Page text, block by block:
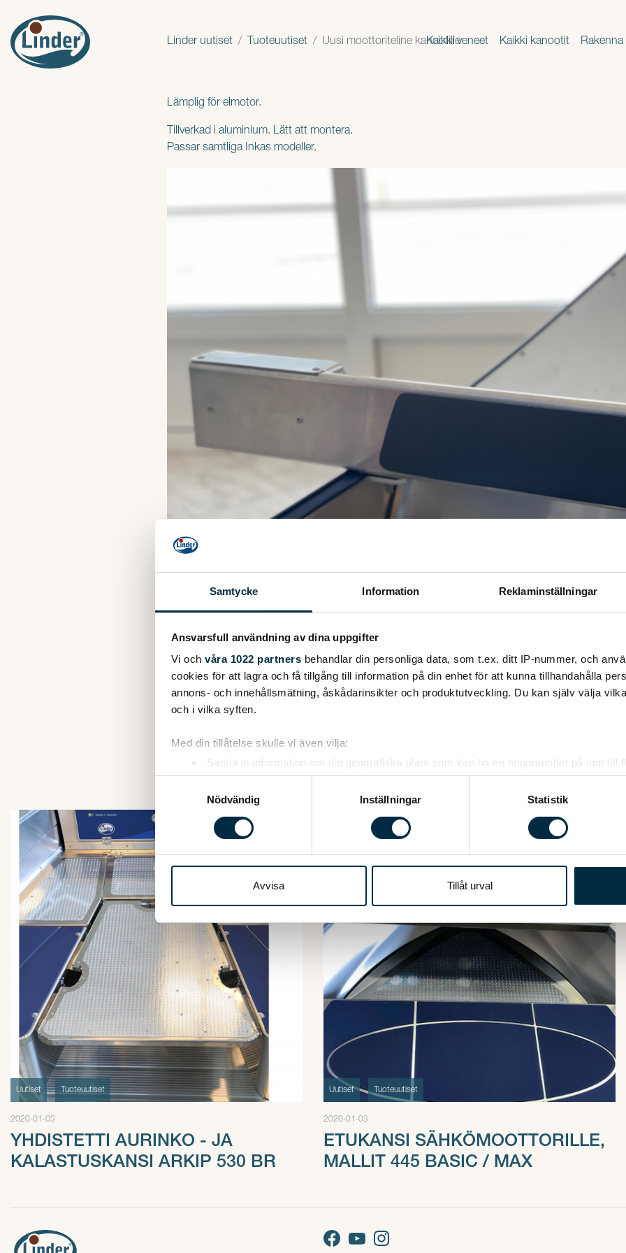
Samtycke Information Reklaminställningar
Ansvarsfull användning av dina uppgifter
Vi och våra 1022 partners behandlar din personliga data, som t.ex. ditt IP-nummer, och
cookies för att lagra och få tillgång till information på din enhet för att kunna tillhandahålla
annons- och innehållsmätning, åskådarinsikter och produktutveckling. Du kan själv välja
och i vilka syften.
Med din tillåtelse skulle vi även vilja:
Samla in information om din geografiska plats som kan ha en noggrannhet på upp till
Identifiera din enhet genom att aktivt skanna den för specifika kännetecken
Ta reda på mer om hur dina personliga uppgifter behandlas och ställ in dina preferenser i
eller dra tillbaka ditt samtycke när som helst från cookie-förklaringen.
sociala medier och analysera vår trafik. Vi vidarebefordrar även sådana identifierare och
till de sociala medier och annons- och analysföretag som vi samarbetar med. Dessa kan i
Nödvändig
Inställningar Statistik
Avvisa Tillåt urval
Kaikki veneet Kaikki kanootit Rakenna
Linder uutiset Tuoteuutiset Uusi moottoriteline kanootille
Lämplig för elmotor.
Tillverkad i aluminium. Lätt att montera.
Passar samtliga Inkas modeller.
Uutiset Tuoteuutiset
2020-01-03
YHDISTETTI AURINKO - JA
KALASTUSKANSI ARKIP 530 BR
Uutiset Tuoteuutiset
2020-01-03
ETUKANSI SÄHKÖMOOTTORILLE,
MALLIT 445 BASIC / MAX